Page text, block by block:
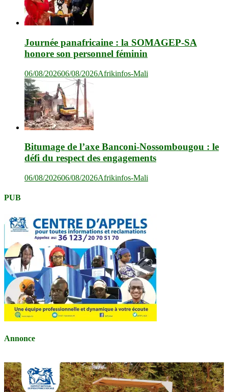
Journée panafricaine : la SOMAGEP-SA
honore son personnel féminin
06/08/202606/08/2026Afrikinfos-Mali
Bitumage de l’axe Banconi-Nossombougou : le
défi du respect des engagements
06/08/202606/08/2026Afrikinfos-Mali
PUB
Annonce